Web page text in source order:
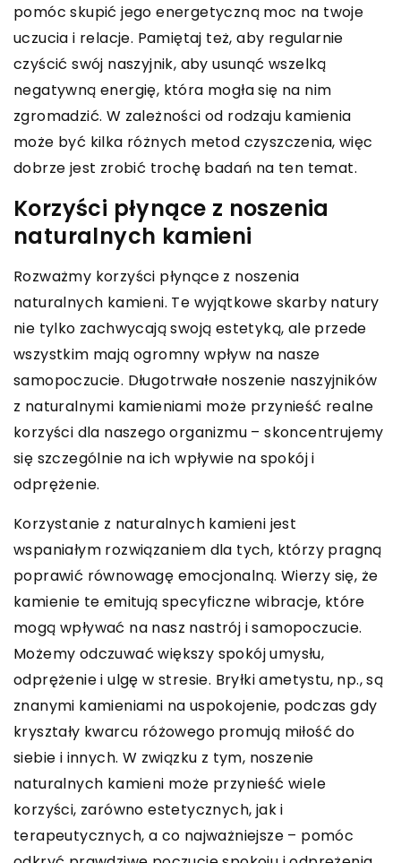
pomóc skupić jego energetyczną moc na twoje
uczucia i relacje. Pamiętaj też, aby regularnie
czyścić swój naszyjnik, aby usunąć wszelką
negatywną energię, która mogła się na nim
zgromadzić. W zależności od rodzaju kamienia
może być kilka różnych metod czyszczenia, więc
dobrze jest zrobić trochę badań na ten temat.
Korzyści płynące z noszenia
naturalnych kamieni
Rozważmy korzyści płynące z noszenia
naturalnych kamieni. Te wyjątkowe skarby natury
nie tylko zachwycają swoją estetyką, ale przede
wszystkim mają ogromny wpływ na nasze
samopoczucie. Długotrwałe noszenie naszyjników
z naturalnymi kamieniami może przynieść realne
korzyści dla naszego organizmu – skoncentrujemy
się szczególnie na ich wpływie na spokój i
odprężenie.
Korzystanie z naturalnych kamieni jest
wspaniałym rozwiązaniem dla tych, którzy pragną
poprawić równowagę emocjonalną. Wierzy się, że
kamienie te emitują specyficzne wibracje, które
mogą wpływać na nasz nastrój i samopoczucie.
Możemy odczuwać większy spokój umysłu,
odprężenie i ulgę w stresie. Bryłki ametystu, np., są
znanymi kamieniami na uspokojenie, podczas gdy
kryształy kwarcu różowego promują miłość do
siebie i innych. W związku z tym, noszenie
naturalnych kamieni może przynieść wiele
korzyści, zarówno estetycznych, jak i
terapeutycznych, a co najważniejsze – pomóc